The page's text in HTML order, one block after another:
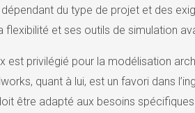
du type de projet et des
flexibilité et ses outils de simulation
est privilégié pour la modélisation
quant à lui, est un favori dans
être adapté aux besoins